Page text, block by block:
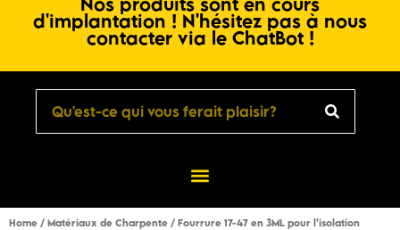
d'implantation ! N'hésitez pas à nous
contacter via le ChatBot !
Home / Matériaux de Charpente / Fourrure 17-47 en 3ML pour l’isolation